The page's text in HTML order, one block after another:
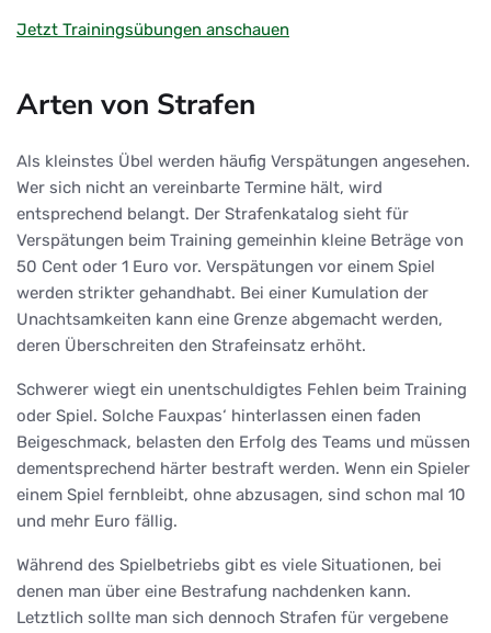
Jetzt Trainingsübungen anschauen
Arten von Strafen
Als kleinstes Übel werden häufig Verspätungen angesehen.
Wer sich nicht an vereinbarte Termine hält, wird
entsprechend belangt. Der Strafenkatalog sieht für
Verspätungen beim Training gemeinhin kleine Beträge von
50 Cent oder 1 Euro vor. Verspätungen vor einem Spiel
werden strikter gehandhabt. Bei einer Kumulation der
Unachtsamkeiten kann eine Grenze abgemacht werden,
deren Überschreiten den Strafeinsatz erhöht.
Schwerer wiegt ein unentschuldigtes Fehlen beim Training
oder Spiel. Solche Fauxpas‘ hinterlassen einen faden
Beigeschmack, belasten den Erfolg des Teams und müssen
dementsprechend härter bestraft werden. Wenn ein Spieler
einem Spiel fernbleibt, ohne abzusagen, sind schon mal 10
und mehr Euro fällig.
Während des Spielbetriebs gibt es viele Situationen, bei
denen man über eine Bestrafung nachdenken kann.
Letztlich sollte man sich dennoch Strafen für vergebene